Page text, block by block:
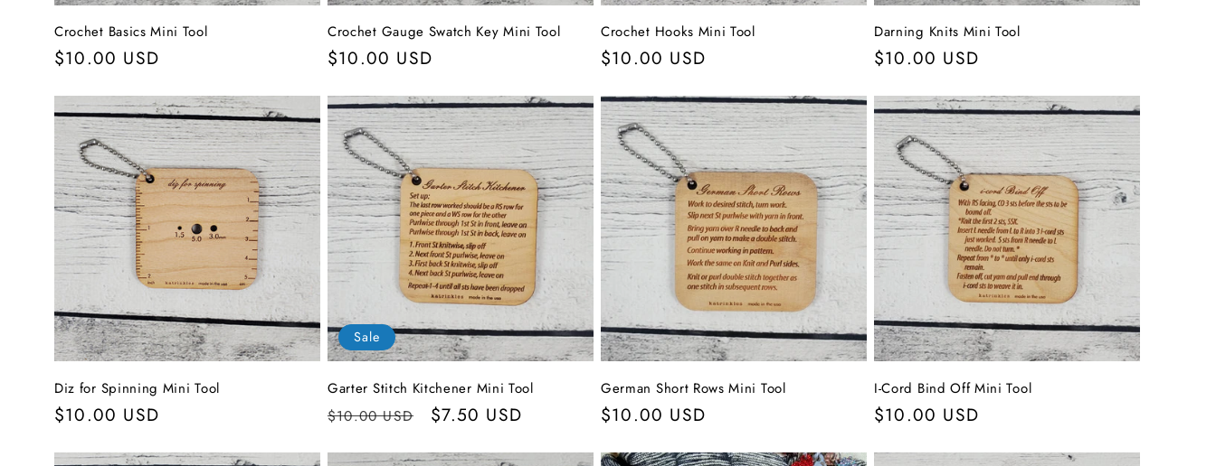
Crochet Basics Mini Tool
Normaler
$10.00 USD
Crochet Gauge Swatch Key Mini Tool
Normaler
$10.00 USD
Crochet Hooks Mini Tool
Normaler
$10.00 USD
Darning Knits Mini Tool
Normaler
$10.00 USD
Diz for Spinning Mini Tool
Normaler
$10.00 USD
Sale
Garter Stitch Kitchener Mini Tool
Normaler
$10.00 USD Verkaufspreis
$7.50 USD
German Short Rows Mini Tool
Normaler
$10.00 USD
I-Cord Bind Off Mini Tool
Normaler
$10.00 USD